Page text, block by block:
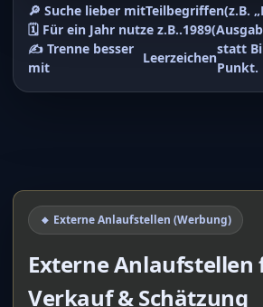
🔎 Suche lieber mitTeilbegriffen(z.B.
🗓️ Für ein Jahr nutze z.B..1989
✍️ Trenne besser
mit
Leerzeichen
statt
Punkt.
🔸 Externe Anlaufstellen (Werbung)
Externe Anlaufstellen
Verkauf & Schätzung